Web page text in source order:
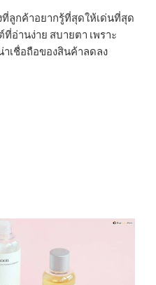
ลูกค้าอยากรู้ที่สุดให้เด่นที่สุด
อ่านง่าย สบายตา เพราะ
เชื่อถือของสินค้าลดลง